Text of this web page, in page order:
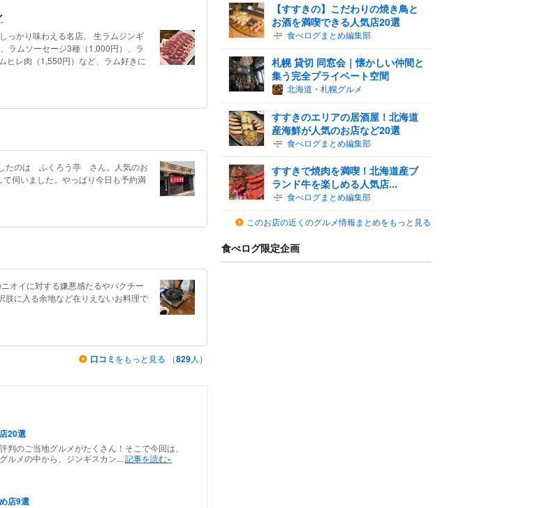
っかり味わえる名店。 生ラムジンギ
ラムソーセージ3種（1,000円）、ラ
ヒレ肉（1,550円）など、ラム好きに
たのは ふくろう亭 さん。人気のお
伺いました。やっぱり今日も予約満
オイに対する嫌悪感たるやパクチー
肢に入る余地など在りえないお料理で
口コミ をもっと見る （829人）
20選
のご当地グルメがたくさん！そこで今回は、
ルメの中から、ジンギスカン... 記事を読む»
店9選
【すすきの】こだわりの焼き鳥と
お酒を満喫できる人気店20選
食べログまとめ編集部
札幌 貸切 同窓会｜懐かしい仲間と
集う完全プライベート空間
北海道・札幌グルメ
すすきのエリアの居酒屋！北海道
産海鮮が人気のお店など20選
食べログまとめ編集部
すすきで焼肉を満喫！北海道産ブ
ランド牛を楽しめる人気店...
食べログまとめ編集部
このお店の近くのグルメ情報まとめをもっと見る
食べログ限定企画